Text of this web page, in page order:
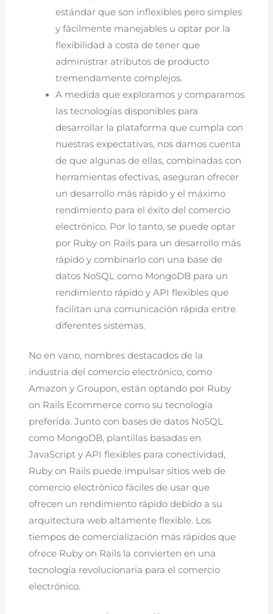
estándar que son inflexibles pero simples
y fácilmente manejables u optar por la
flexibilidad a costa de tener que
administrar atributos de producto
tremendamente complejos.
A medida que exploramos y comparamos
las tecnologías disponibles para
desarrollar la plataforma que cumpla con
nuestras expectativas, nos damos cuenta
de que algunas de ellas, combinadas con
herramientas efectivas, aseguran ofrecer
un desarrollo más rápido y el máximo
rendimiento para el éxito del comercio
electrónico. Por lo tanto, se puede optar
por Ruby on Rails para un desarrollo más
rápido y combinarlo con una base de
datos NoSQL como MongoDB para un
rendimiento rápido y API flexibles que
facilitan una comunicación rápida entre
diferentes sistemas.
No en vano, nombres destacados de la
industria del comercio electrónico, como
Amazon y Groupon, están optando por Ruby
on Rails Ecommerce como su tecnología
preferida. Junto con bases de datos NoSQL
como MongoDB, plantillas basadas en
JavaScript y API flexibles para conectividad,
Ruby on Rails puede impulsar sitios web de
comercio electrónico fáciles de usar que
ofrecen un rendimiento rápido debido a su
arquitectura web altamente flexible. Los
tiempos de comercialización más rápidos que
ofrece Ruby on Rails la convierten en una
tecnología revolucionaria para el comercio
electrónico.